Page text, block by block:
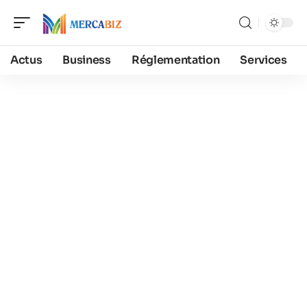
Actus Business Réglementation Services